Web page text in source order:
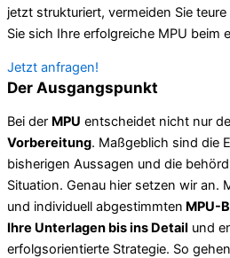
jetzt strukturiert, vermeiden Sie
Sie sich Ihre erfolgreiche MPU beim
Jetzt anfragen!
Der Ausgangspunkt
Bei der MPU entscheidet nicht nur
Vorbereitung. Maßgeblich sind die
bisherigen Aussagen und die
Situation. Genau hier setzen wir an.
und individuell abgestimmten MPU-
Ihre Unterlagen bis ins Detail und
erfolgsorientierte Strategie. So